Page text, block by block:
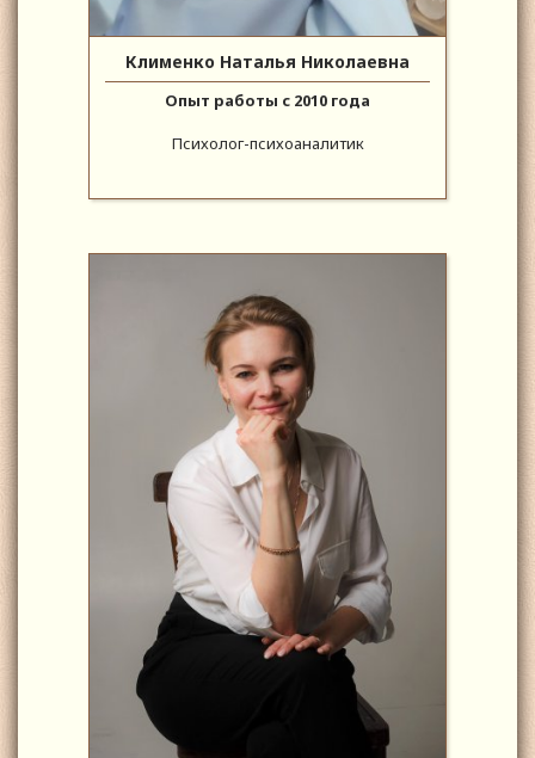
Клименко Наталья Николаевна
Опыт работы с 2010 года
Психолог-психоаналитик